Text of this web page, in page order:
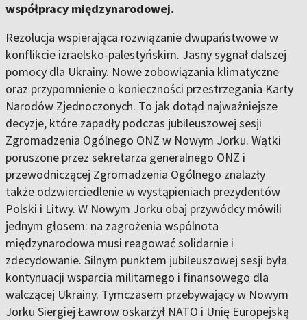
współpracy międzynarodowej.
Rezolucja wspierająca rozwiązanie dwupaństwowe w
konflikcie izraelsko-palestyńskim. Jasny sygnał dalszej
pomocy dla Ukrainy. Nowe zobowiązania klimatyczne
oraz przypomnienie o konieczności przestrzegania Karty
Narodów Zjednoczonych. To jak dotąd najważniejsze
decyzje, które zapadły podczas jubileuszowej sesji
Zgromadzenia Ogólnego ONZ w Nowym Jorku. Wątki
poruszone przez sekretarza generalnego ONZ i
przewodniczącej Zgromadzenia Ogólnego znalazły
także odzwierciedlenie w wystąpieniach prezydentów
Polski i Litwy. W Nowym Jorku obaj przywódcy mówili
jednym głosem: na zagrożenia wspólnota
międzynarodowa musi reagować solidarnie i
zdecydowanie. Silnym punktem jubileuszowej sesji była
kontynuacji wsparcia militarnego i finansowego dla
walczącej Ukrainy. Tymczasem przebywający w Nowym
Jorku Siergiej Ławrow oskarżył NATO i Unię Europejską